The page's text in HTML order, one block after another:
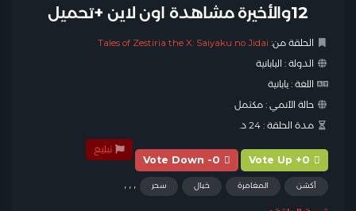
12والأخيرة مشاهدة اون لاين +تحميل
الحلقة من: Tales of Zestiria the X: Saiyaku no Jidai
الدولة : اليابانية
اللغة :يابانية
حالة الأنمي :مكتمل
مدة الحلقة :24 د.
Vote Up +0
Vote Down -0
تبليغ
أكشن , المغامرة , خيال , سحر